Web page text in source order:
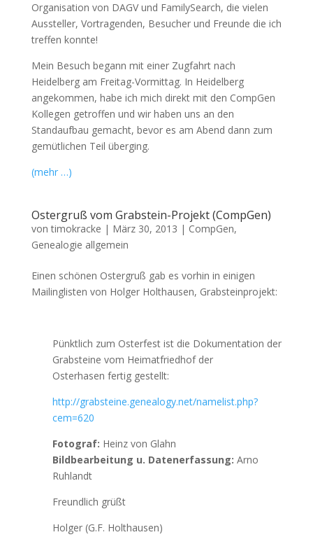
Organisation von DAGV und FamilySearch, die vielen
Aussteller, Vortragenden, Besucher und Freunde die ich
treffen konnte!
Mein Besuch begann mit einer Zugfahrt nach
Heidelberg am Freitag-Vormittag. In Heidelberg
angekommen, habe ich mich direkt mit den CompGen
Kollegen getroffen und wir haben uns an den
Standaufbau gemacht, bevor es am Abend dann zum
gemütlichen Teil überging.
(mehr …)
Ostergruß vom Grabstein-Projekt (CompGen)
vontimokracke | März 30, 2013 | CompGen,
Genealogie allgemein
Einen schönen Ostergruß gab es vorhin in einigen
Mailinglisten von Holger Holthausen, Grabsteinprojekt:
Pünktlich zum Osterfest ist die Dokumentation der
Grabsteine vom Heimatfriedhof der
Osterhasen fertig gestellt:
http://grabsteine.genealogy.net/namelist.php?
cem=620
Fotograf: Heinz von Glahn
Bildbearbeitung u. Datenerfassung: Arno
Ruhlandt
Freundlich grüßt
Holger (G.F. Holthausen)